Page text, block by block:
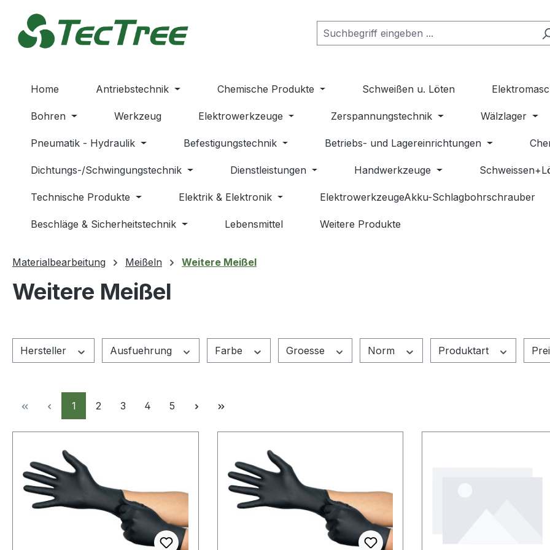
Hauptinhalt springen
Zur Suche springen
Zur Hauptnavigation springen
Home Antriebstechnik Chemische Produkte Schweißen u. Löten
Bohren Werkzeug Elektrowerkzeuge Zerspannungstechnik Wälzlager
Pneumatik - Hydraulik Befestigungstechnik Betriebs- und Lagereinrichtungen
Dichtungs-/Schwingungstechnik Dienstleistungen Handwerkzeuge
Technische Produkte Elektrik & Elektronik ElektrowerkzeugeAkku-Schlagbohrschrauber
Beschläge & Sicherheitstechnik Lebensmittel Weitere Produkte
Materialbearbeitung Meißeln Weitere Meißel
Weitere Meißel
Hersteller Ausfuehrung Farbe Groesse Norm Produktart
Seite
1 Seite
2 Seite
3 Seite
4 Seite
5